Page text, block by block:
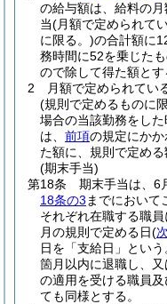
の給与額は、給料の
当(月額で定められて
に限る。)の合計額に
務時間に52を乗じた
ので除して得た額とす
2
月額で定められてい
(規則で定めるものに
場合の当該勤務をし
は、 前項の規定にかか
た額に、規則で定める
(期末手当)
第18条
期末手当は、6
18条の3 までにおいて
それぞれ在職する職
月の規則で定める日(
日を「支給日」という
箇月以内に退職し、
の適用を受ける職員
ても同様とする。